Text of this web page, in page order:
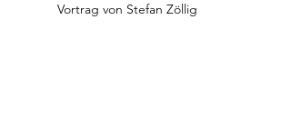
Vortrag von Stefan Zöllig